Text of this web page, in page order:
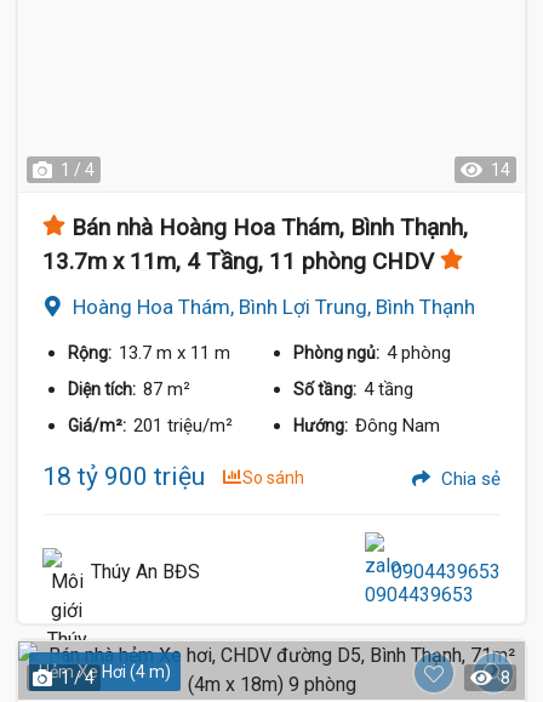
1 / 4 14
Bán nhà Hoàng Hoa Thám, Bình Thạnh,
13.7m x 11m, 4 Tầng, 11 phòng CHDV
Hoàng Hoa Thám, Bình Lợi Trung, Bình Thạnh
Rộng: 13.7 m x 11 m Phòng ngủ: 4 phòng
Diện tích: 87 m² Số tầng: 4 tầng
Giá/m²: 201 triệu/m² Hướng: Đông Nam
18 tỷ 900 triệu So sánh Chia sẻ
Thúy An BĐS 0904439653
Hẻm Xe Hơi (4 m)
1 / 4 8